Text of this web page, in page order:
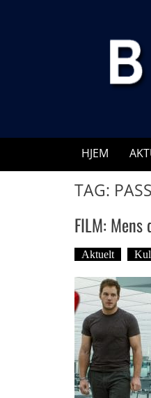
HJEM
TAG:
FILM: Mens
Aktuelt